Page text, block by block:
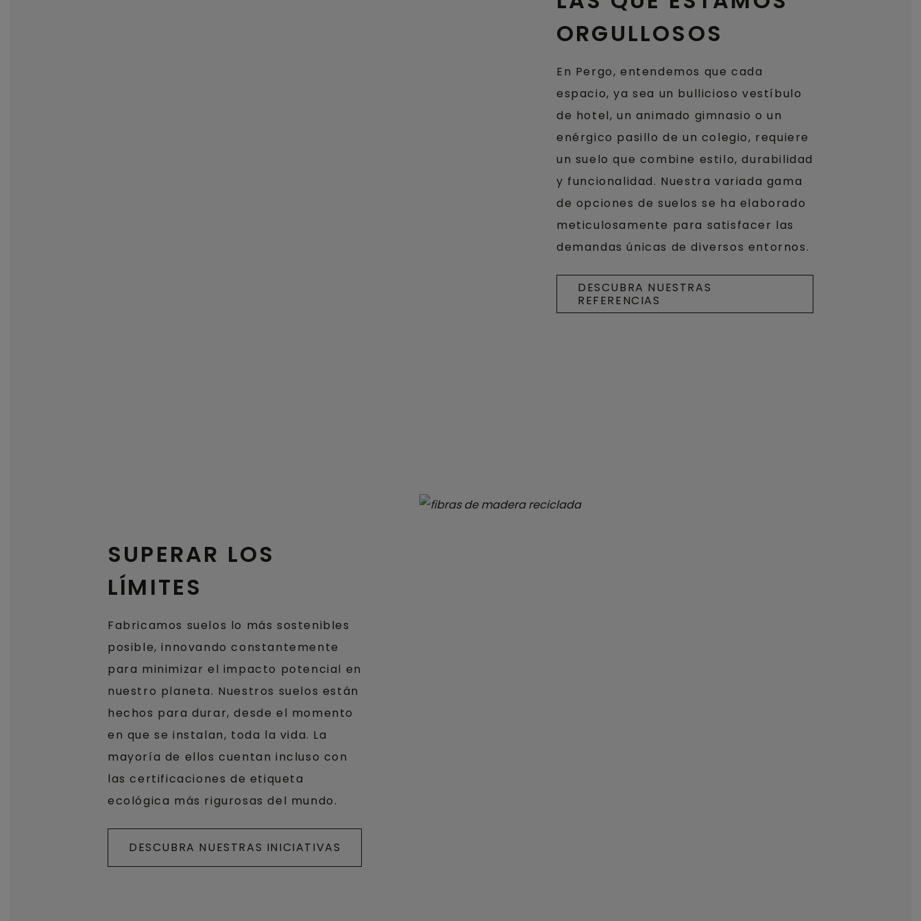
ORGULLOSOS
En Pergo, entendemos que cada
espacio, ya sea un bullicioso vestíbulo
de hotel, un animado gimnasio o un
enérgico pasillo de un colegio, requiere
un suelo que combine estilo, durabilidad
y funcionalidad. Nuestra variada gama
de opciones de suelos se ha elaborado
meticulosamente para satisfacer las
demandas únicas de diversos entornos.
DESCUBRA NUESTRAS
REFERENCIAS
SUPERAR LOS
LÍMITES
Fabricamos suelos lo más sostenibles
posible, innovando constantemente
para minimizar el impacto potencial en
nuestro planeta. Nuestros suelos están
hechos para durar, desde el momento
en que se instalan, toda la vida. La
mayoría de ellos cuentan incluso con
las certificaciones de etiqueta
ecológica más rigurosas del mundo.
DESCUBRA NUESTRAS INICIATIVAS